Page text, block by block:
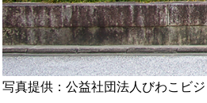
写真提供：公益社団法人びわこビ